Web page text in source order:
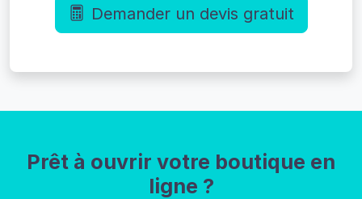
Demander un devis gratuit
Prêt à ouvrir votre boutique en
ligne ?